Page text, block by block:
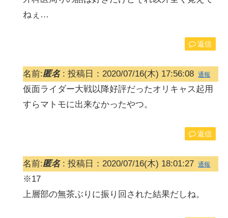
ねぇ…
返信
名前:匿名: 投稿日：2020/07/16(木) 17:56:08 通報
仮面ライダー大戦以降好評だったオリキャス起用
すらマトモに出来なかったやつ。
返信
名前:匿名: 投稿日：2020/07/16(木) 18:01:27 通報
※17
上層部の無茶ぶりに振り回された結果だしね。